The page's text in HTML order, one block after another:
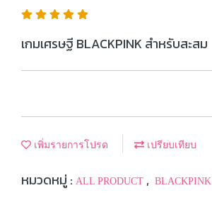
เกมเศรษฐี BLACKPINK สำหรับสะสม
เพิ่มรายการโปรด เปรียบเทียบ
หมวดหมู่ : ALL PRODUCT , BLACKPINK